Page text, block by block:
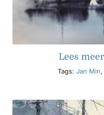
Lees
Tags: Jan Min,